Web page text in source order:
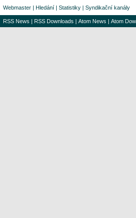
Webmaster | Hledání | Statistiky | Syndikační kanály
RSS News | RSS Downloads | Atom News | Atom